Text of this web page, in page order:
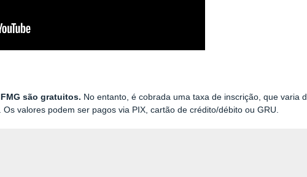
são gratuitos. No entanto, é cobrada uma taxa de inscrição, que varia
valores podem ser pagos via PIX, cartão de crédito/débito ou GRU.